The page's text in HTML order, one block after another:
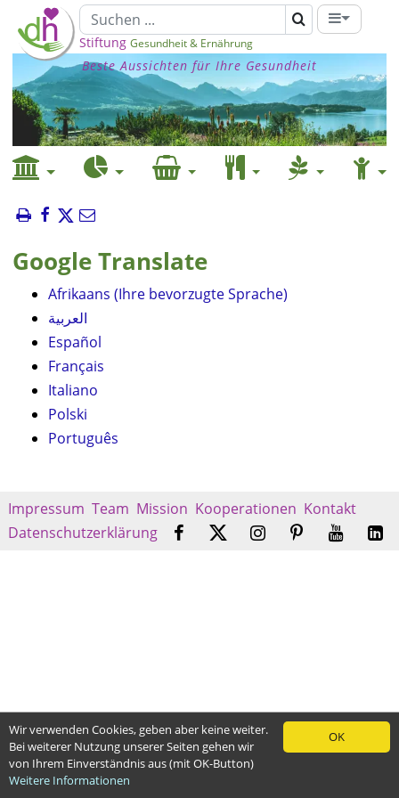
Stiftung Gesundheit & Ernährung
Beste Aussichten für Ihre Gesundheit
Google Translate
Afrikaans (Ihre bevorzugte Sprache)
العربية
Español
Français
Italiano
Polski
Português
Impressum Team Mission Kooperationen Kontakt
Datenschutzerklärung
OK
Wir verwenden Cookies, geben aber keine weiter.
Bei weiterer Nutzung unserer Seiten gehen wir
von Ihrem Einverständnis aus (mit OK-Button)
Weitere Informationen